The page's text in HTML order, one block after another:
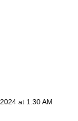
at 1:30 AM